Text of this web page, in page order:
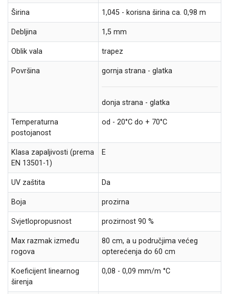
Širina 1,045 - korisna širina ca. 0,98 m
Debljina 1,5 mm
Oblik vala trapez
Površina gornja strana - glatka
donja strana - glatka
Temperaturna
postojanost
od - 20°C do + 70°C
Klasa zapaljivosti (prema
EN 13501-1)
E
UV zaštita Da
Boja prozirna
Svjetlopropusnost prozirnost 90 %
Max razmak između
rogova
80 cm, a u područjima većeg
opterećenja do 60 cm
Koeficijent linearnog
širenja
0,08 - 0,09 mm/m °C